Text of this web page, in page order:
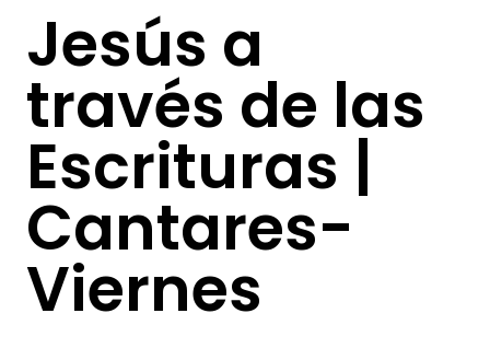
Jesús a
través de las
Escrituras |
Cantares-
Viernes